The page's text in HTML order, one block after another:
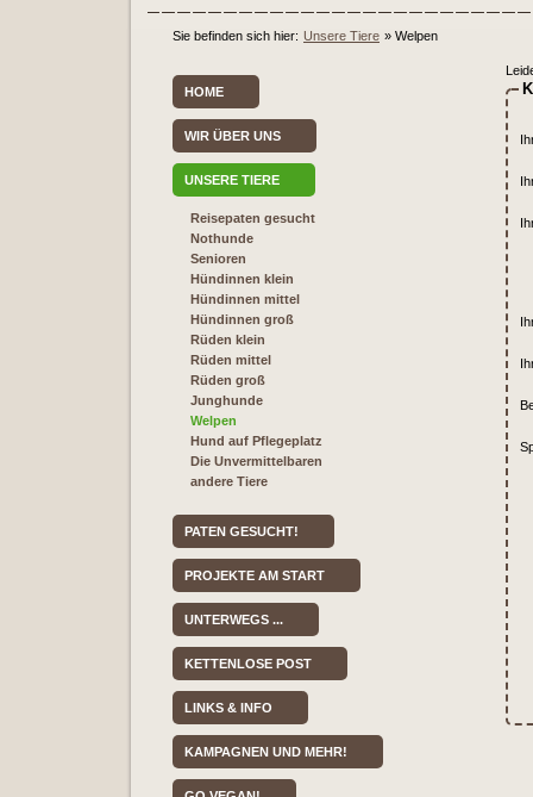
Sie befinden sich hier: Unsere Tiere » Welpen
HOME
WIR ÜBER UNS
UNSERE TIERE
Reisepaten gesucht
Nothunde
Senioren
Hündinnen klein
Hündinnen mittel
Hündinnen groß
Rüden klein
Rüden mittel
Rüden groß
Junghunde
Welpen
Hund auf Pflegeplatz
Die Unvermittelbaren
andere Tiere
PATEN GESUCHT!
PROJEKTE AM START
UNTERWEGS ...
KETTENLOSE POST
LINKS & INFO
KAMPAGNEN UND MEHR!